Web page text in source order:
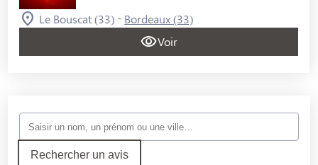
Le Bouscat (33) - Bordeaux (33)
Voir
Rechercher un avis